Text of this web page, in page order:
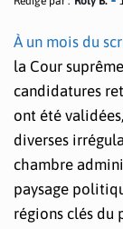
À un mois du
la Cour
candidatures
ont été
diverses
chambre
paysage
régions clés du